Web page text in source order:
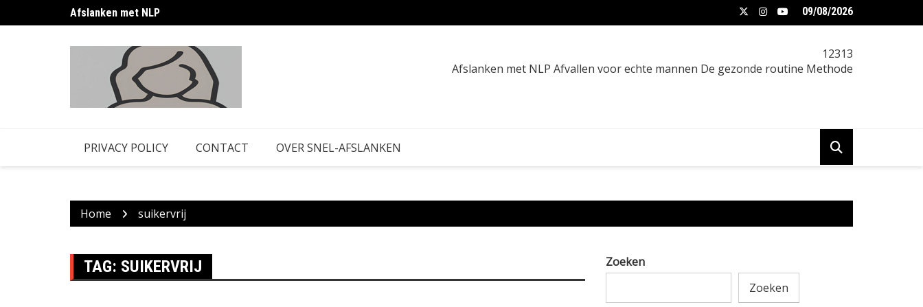
to
Afslanken met NLP afvallen en verjaardag tips: praktische gids 09/08/2026
12313
Afslanken met NLP Afvallen voor echte mannen De gezonde routine Methode
PRIVACY POLICY CONTACT OVER SNEL-AFSLANKEN
Home suikervrij
TAG: SUIKERVRIJ
Zoeken
Zoeken